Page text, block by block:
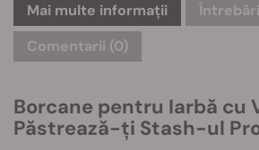
Mai multe informații Întrebări
Comentarii (0)
Borcane pentru Iarbă cu
Păstrează-ți Stash-ul